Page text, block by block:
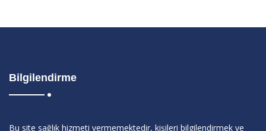
Bilgilendirme
Bu site sağlık hizmeti vermemektedir, kişileri bilgilendirmek ve